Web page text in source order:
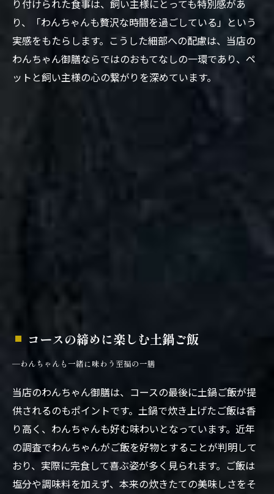
り付けられた食事は、飼い主様にとっても特別感があ
り、「わんちゃんも贅沢な時間を過ごしている」という
実感をもたらします。こうした細部への配慮は、当店の
わんちゃん御膳ならではのおもてなしの一環であり、ペ
ットと飼い主様の心の繋がりを深めています。
コースの締めに楽しむ土鍋ご飯
—わんちゃんも一緒に味わう至福の一膳
当店のわんちゃん御膳は、コースの最後に土鍋ご飯が提
供されるのもポイントです。土鍋で炊き上げたご飯は香
り高く、わんちゃんも好む味わいとなっています。近年
の調査でわんちゃんがご飯を好物とすることが判明して
おり、実際に完食して喜ぶ姿が多く見られます。ご飯は
塩分や調味料を加えず、本来の炊きたての美味しさをそ